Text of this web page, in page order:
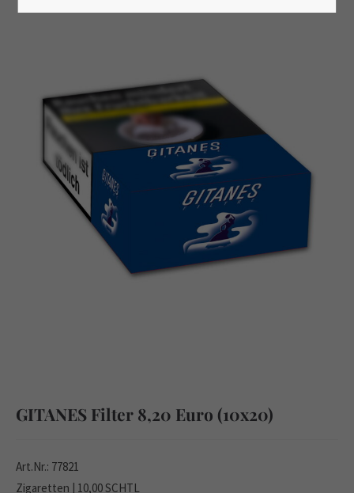
GITANES Filter 8,20 Euro (10x20)
Art.Nr.: 77821
Zigaretten | 10,00 SCHTL